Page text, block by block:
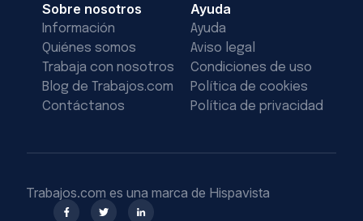
Sobre nosotros
Información
Quiénes somos
Trabaja con nosotros
Blog de Trabajos.com
Contáctanos
Ayuda
Ayuda
Aviso legal
Condiciones de uso
Política de cookies
Política de privacidad
Trabajos.com es una marca de Hispavista